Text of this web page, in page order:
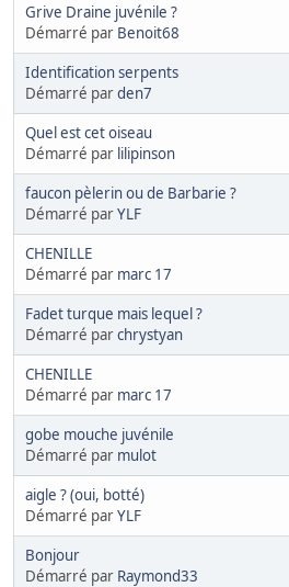
Grive Draine juvénile ?
Démarré par Benoit68
Identification serpents
Démarré parden7
Quel est cet oiseau
Démarré par lilipinson
faucon pèlerin ou de Barbarie ?
Démarré parYLF
CHENILLE
Démarré par marc 17
Fadet turque mais lequel ?
Démarré parchrystyan
CHENILLE
Démarré par marc 17
gobe mouche juvénile
Démarré par mulot
aigle ? (oui, botté)
Démarré parYLF
Bonjour
Démarré par Raymond33